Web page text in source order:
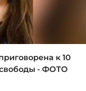
к 10
- ФОТО